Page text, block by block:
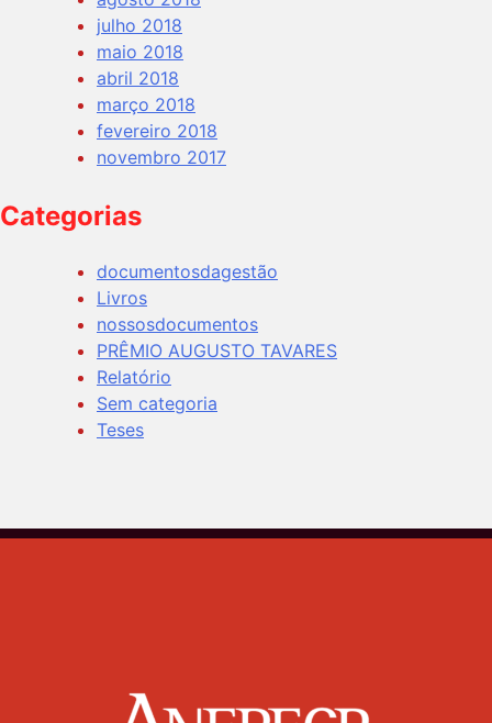
julho 2018
maio 2018
abril 2018
março 2018
fevereiro 2018
novembro 2017
Categorias
documentosdagestão
Livros
nossosdocumentos
PRÊMIO AUGUSTO TAVARES
Relatório
Sem categoria
Teses